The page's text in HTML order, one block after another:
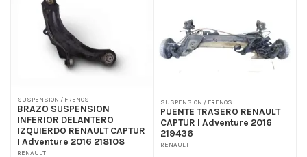
SUSPENSION / FRENOS
BRAZO SUSPENSION
INFERIOR DELANTERO
IZQUIERDO RENAULT CAPTUR
I Adventure 2016 218108
RENAULT
SUSPENSION / FRENOS
PUENTE TRASERO RENAULT
CAPTUR I Adventure 2016
219436
RENAULT